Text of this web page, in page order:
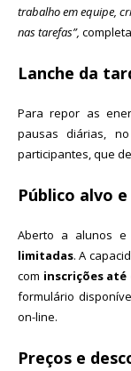
trabalho em equipe,
nas tarefas”,
Lanche da
Para repor as
pausas diárias,
participantes, que
Público alvo
Aberto a alunos
limitadas. A
com inscrições até
formulário
on-line.
Preços e